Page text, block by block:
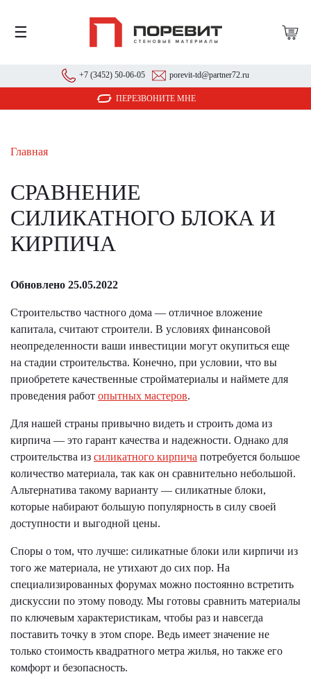
☰
+7 (3452) 50-06-05 porevit-td@partner72.ru
ПЕРЕЗВОНИТЕ МНЕ
Главная
СРАВНЕНИЕ
СИЛИКАТНОГО БЛОКА И
КИРПИЧА
Обновлено 25.05.2022
Строительство частного дома — отличное вложение
капитала, считают строители. В условиях финансовой
неопределенности ваши инвестиции могут окупиться еще
на стадии строительства. Конечно, при условии, что вы
приобретете качественные стройматериалы и наймете для
проведения работ опытных мастеров.
Для нашей страны привычно видеть и строить дома из
кирпича — это гарант качества и надежности. Однако для
строительства из силикатного кирпича потребуется большое
количество материала, так как он сравнительно небольшой.
Альтернатива такому варианту — силикатные блоки,
которые набирают большую популярность в силу своей
доступности и выгодной цены.
Споры о том, что лучше: силикатные блоки или кирпичи из
того же материала, не утихают до сих пор. На
специализированных форумах можно постоянно встретить
дискуссии по этому поводу. Мы готовы сравнить материалы
по ключевым характеристикам, чтобы раз и навсегда
поставить точку в этом споре. Ведь имеет значение не
только стоимость квадратного метра жилья, но также его
комфорт и безопасность.